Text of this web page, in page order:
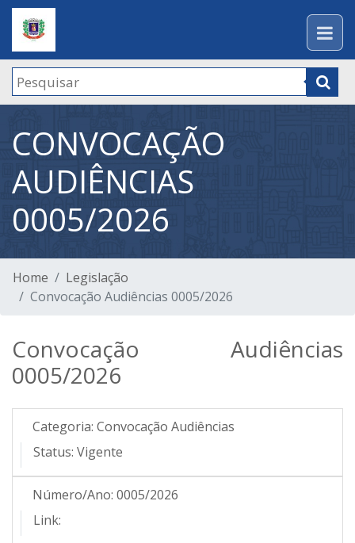
CONVOCAÇÃO
AUDIÊNCIAS
0005/2026
Home
Legislação
Convocação Audiências 0005/2026
Convocação Audiências
0005/2026
Categoria: Convocação Audiências
Status: Vigente
Número/Ano: 0005/2026
Link: